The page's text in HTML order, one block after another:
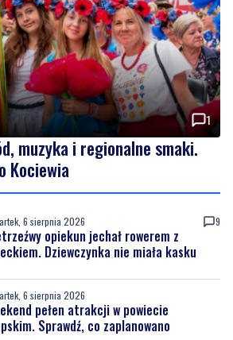
1
muzyka i regionalne smaki.
Kociewia
6 sierpnia 2026 9
opiekun jechał rowerem z
Dziewczynka nie miała kasku
6 sierpnia 2026
pełen atrakcji w powiecie
Sprawdź, co zaplanowano